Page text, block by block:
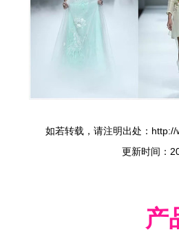
如若转载，请注明出处：
更新时间：
产